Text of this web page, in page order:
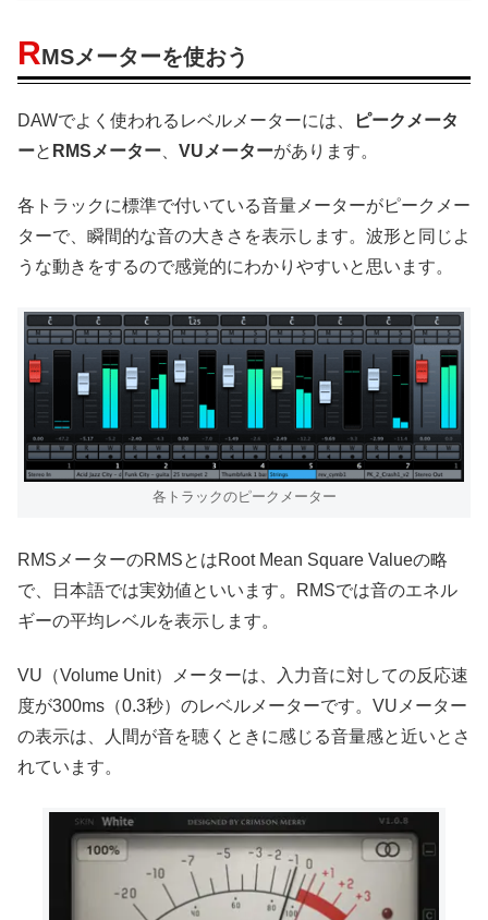
RMSメーターを使おう
DAWでよく使われるレベルメーターには、
ピークメータ
ーと RMSメーター VUメーターがあります。
各トラックに標準で付いている音量メーターがピークメー
ターで、瞬間的な音の大きさを表示します。波形と同じよ
うな動きをするので感覚的にわかりやすいと思います。
各トラックのピークメーター
RMSメーターのRMSとはRoot Mean Square Valueの略
で、日本語では実効値といいます。RMSでは音のエネル
ギーの平均レベルを表示します。
VU（Volume Unit）メーターは、入力音に対しての反応速
度が300ms（0.3秒）のレベルメーターです。VUメーター
の表示は、人間が音を聴くときに感じる音量感と近いとさ
れています。